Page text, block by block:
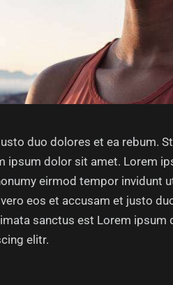
duo dolores et ea rebum.
ipsum dolor sit amet. Lorem
eirmod tempor invidunt
eos et accusam et justo
sanctus est Lorem
elitr.